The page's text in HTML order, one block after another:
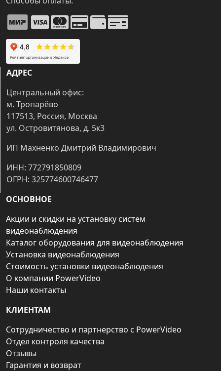
АДРЕС
Центральный офис:
м. Тропарёво
117513, Россия, Москва
ул. Островитянова, д. 5к3
ИП Махненко Дмитрий Владимирович
ИНН: 772791850809
ОГРН: 325774600746477
ОСНОВНОЕ
Акции и скидки на установку систем
видеонаблюдения
Каталог оборудования для видеонаблюдения
Установка видеонаблюдения
Стоимость установки видеонаблюдения
О компании PowerVideo
Наши контакты
КЛИЕНТАМ
Сотрудничество и партнерство с PowerVideo
Отдел контроля качества
Отзывы
Гарантия и возврат